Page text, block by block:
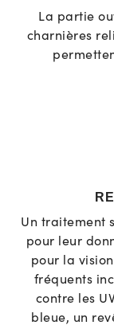
La partie
charnières
Un traitement
pour leur
pour la
fréquents
contre les
bleue, un